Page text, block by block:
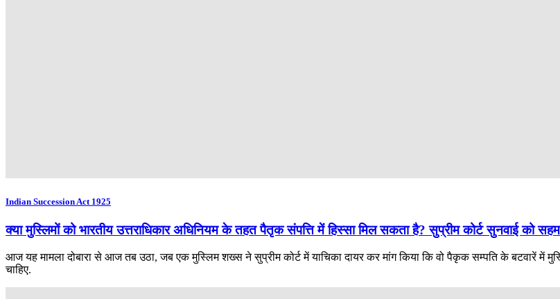
Indian Succession Act 1925
क्या मुस्लिमों को भारतीय उत्तराधिकार अधिनियम के तहत पैतृक संपत्ति में हिस्सा मिल सकता है? सुप्रीम कोर्ट सुनवाई को
आज यह मामला दोबारा से आज तब उठा, जब एक मुस्लिम शख्स ने सुप्रीम कोर्ट में याचिका दायर कर मांग किया कि वो पैकृक सम्पति के बटवारें में
चाहिए.